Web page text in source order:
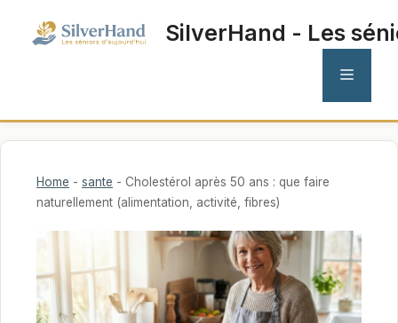
SilverHand - Les
MENU
Home - sante - Cholestérol après 50 ans : que faire
naturellement (alimentation, activité, fibres)